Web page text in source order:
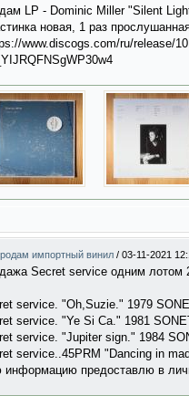
LP - Dominic Miller "Silent
новая, 1 раз
www.discogs.com/ru/release/
импортный винил / 03-11-2021
Secret service одним лотом
service. "Oh,Suzie." 1979
service. "Ye Si Ca." 1981
service. "Jupiter sign." 1984
service..45PRM "Dancing in
информацию предоставлю в